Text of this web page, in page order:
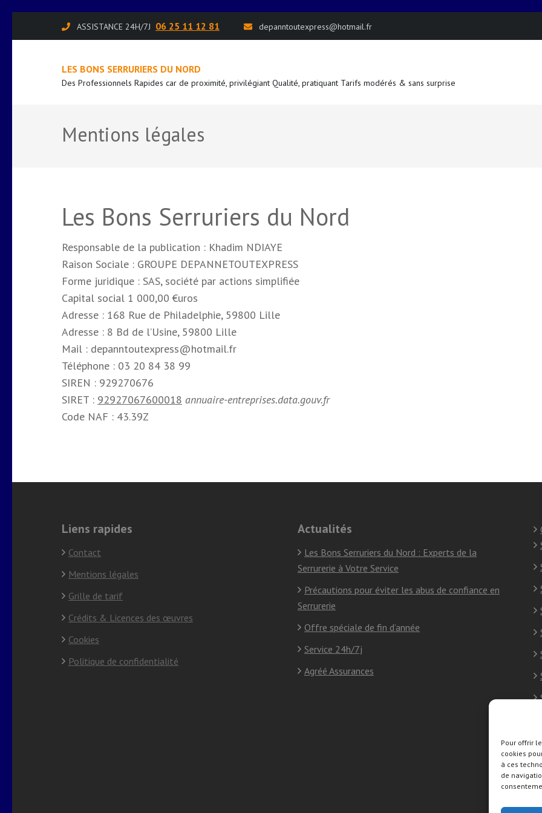
Pour offrir
cookies
à ces
de
au
ASSISTANCE 24H/7J 06 25 11 12 81 depanntoutexpress@hotmail.fr
LES BONS SERRURIERS DU NORD
Des Professionnels Rapides car de proximité, privilégiant Qualité, pratiquant Tarifs modérés & sans surprise
Mentions légales
Les Bons Serruriers du Nord
Responsable de la publication : Khadim NDIAYE
Raison Sociale : GROUPE DEPANNETOUTEXPRESS
Forme juridique : SAS, société par actions simplifiée
Capital social 1 000,00 €uros
Adresse : 168 Rue de Philadelphie, 59800 Lille
Adresse : 8 Bd de l’Usine, 59800 Lille
Mail : depanntoutexpress@hotmail.fr
Téléphone : 03 20 84 38 99
SIREN : 929270676
SIRET : 92927067600018 annuaire-entreprises.data.gouv.fr
Code NAF : 43.39Z
Liens rapides
Contact
Mentions légales
Grille de tarif
Crédits & Licences des œuvres
Cookies
Politique de confidentialité
Actualités
Les Bons Serruriers du Nord : Experts de la
Serrurerie à Votre Service
Précautions pour éviter les abus de confiance en
Serrurerie
Offre spéciale de fin d’année
Service 24h/7j
Agréé Assurances